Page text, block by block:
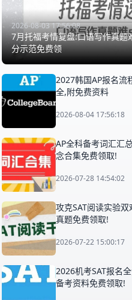
2026-08-03 17:56:08
7月托福考情复盘:口语写作真题
分示范免费领
2027韩国AP报名流
全,附免费资料
2026-08-04 17:56:18
AP全科备考词汇汇
念合集免费领取!
2026-07-28 14:54:02
攻克SAT阅读实验
真题免费领取!
2026-07-22 15:00:17
2026机考SAT报名
备考资料免费领取!